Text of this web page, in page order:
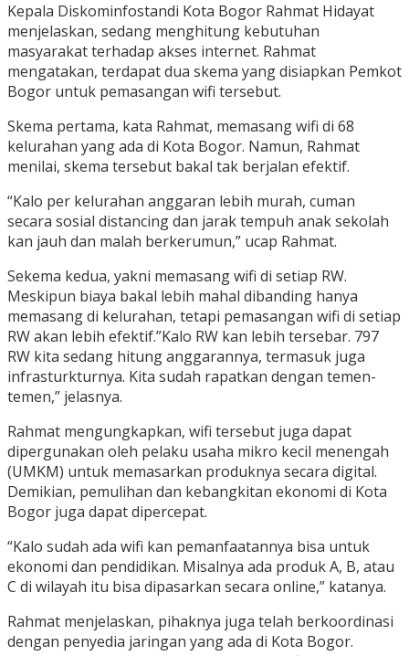
Kepala Diskominfostandi Kota Bogor Rahmat Hidayat
menjelaskan, sedang menghitung kebutuhan
masyarakat terhadap akses internet. Rahmat
mengatakan, terdapat dua skema yang disiapkan Pemkot
Bogor untuk pemasangan wifi tersebut.
Skema pertama, kata Rahmat, memasang wifi di 68
kelurahan yang ada di Kota Bogor. Namun, Rahmat
menilai, skema tersebut bakal tak berjalan efektif.
“Kalo per kelurahan anggaran lebih murah, cuman
secara sosial distancing dan jarak tempuh anak sekolah
kan jauh dan malah berkerumun,” ucap Rahmat.
Sekema kedua, yakni memasang wifi di setiap RW.
Meskipun biaya bakal lebih mahal dibanding hanya
memasang di kelurahan, tetapi pemasangan wifi di setiap
RW akan lebih efektif.”Kalo RW kan lebih tersebar. 797
RW kita sedang hitung anggarannya, termasuk juga
infrasturkturnya. Kita sudah rapatkan dengan temen-
temen,” jelasnya.
Rahmat mengungkapkan, wifi tersebut juga dapat
dipergunakan oleh pelaku usaha mikro kecil menengah
(UMKM) untuk memasarkan produknya secara digital.
Demikian, pemulihan dan kebangkitan ekonomi di Kota
Bogor juga dapat dipercepat.
“Kalo sudah ada wifi kan pemanfaatannya bisa untuk
ekonomi dan pendidikan. Misalnya ada produk A, B, atau
C di wilayah itu bisa dipasarkan secara online,” katanya.
Rahmat menjelaskan, pihaknya juga telah berkoordinasi
dengan penyedia jaringan yang ada di Kota Bogor.